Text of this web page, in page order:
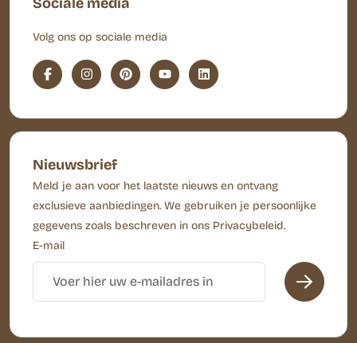
Volg ons op sociale media
Nieuwsbrief
Meld je aan voor het laatste nieuws en ontvang
exclusieve aanbiedingen. We gebruiken je persoonlijke
gegevens zoals beschreven in ons Privacybeleid.
E-mail